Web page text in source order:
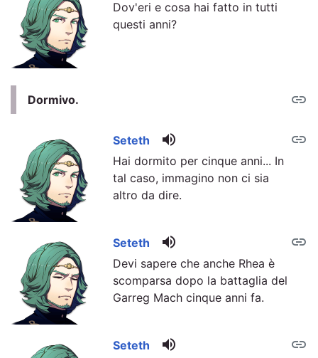
Dov'eri e cosa hai fatto in tutti
questi anni?
link
Dormivo.
link
Seteth volume_up
Hai dormito per cinque anni... In
tal caso, immagino non ci sia
altro da dire.
link
Seteth volume_up
Devi sapere che anche Rhea è
scomparsa dopo la battaglia del
Garreg Mach cinque anni fa.
link
Seteth volume_up